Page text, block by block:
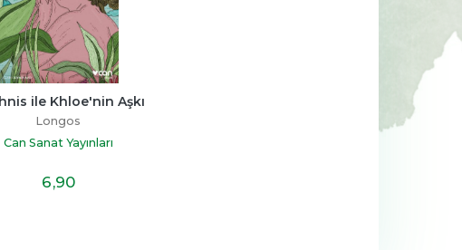
Tane Daha
Aktaş
Kitap
16,10
Sen Annen Değilsin
Hatice Kübra Tongar
Aile Yayınları
17,20
ile Khloe'nin Aşkı
Longos
Can Sanat Yayınları
6,90